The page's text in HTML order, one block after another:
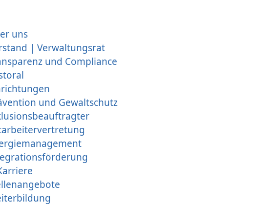
uns
| Verwaltungsrat
und Compliance
und Gewaltschutz